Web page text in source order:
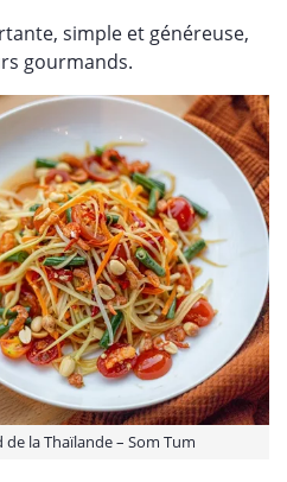
simple et généreuse,
gourmands.
la Thaïlande – Som Tum